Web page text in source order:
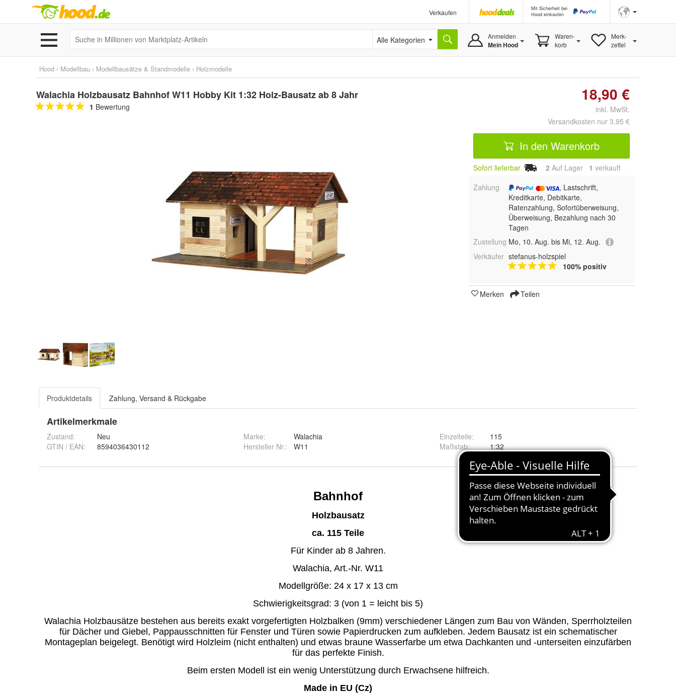
Verkaufen
Mit Sicherheit bei
Hood einkaufen
Alle Kategorien Anmelden
Mein Hood
Waren-
korb
Merk-
zettel
Hood › Modellbau › Modellbausätze & Standmodelle › Holzmodelle
Walachia Holzbausatz Bahnhof W11 Hobby Kit 1:32 Holz-Bausatz ab 8 Jahr
1 Bewertung
18,90 €
inkl. MwSt.
Versandkosten nur 3,95 €
In den Warenkorb
Sofort lieferbar 2 Auf Lager 1 verkauft
Zahlung
, Lastschrift,
Kreditkarte, Debitkarte,
Ratenzahlung, Sofortüberweisung,
Überweisung, Bezahlung nach 30
Tagen
Zustellung Mo, 10. Aug. bis Mi, 12. Aug.
Verkäufer stefanus-holzspiel
100% positiv
Merken Teilen
Produktdetails Zahlung, Versand & Rückgabe
Artikelmerkmale
Zustand:
Neu
GTIN / EAN:
8594036430112
Marke:
Walachia
Hersteller Nr.:
W11
Einzelteile:
115
Maßstab: 1:32